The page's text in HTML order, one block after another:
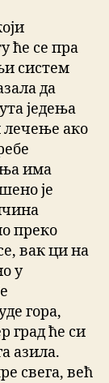
ће се пра
систем
да
једења
лечење ако
има
је
преко
вак ци на
у
гора,
град ће си
азила.
свега, већ